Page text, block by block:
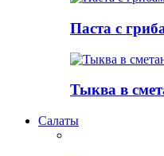
Паста с
Тыква в
Салаты